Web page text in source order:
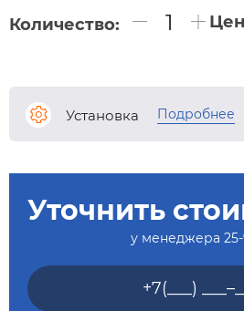
Количество:
Установка Подробнее
Уточнить
у менеджера